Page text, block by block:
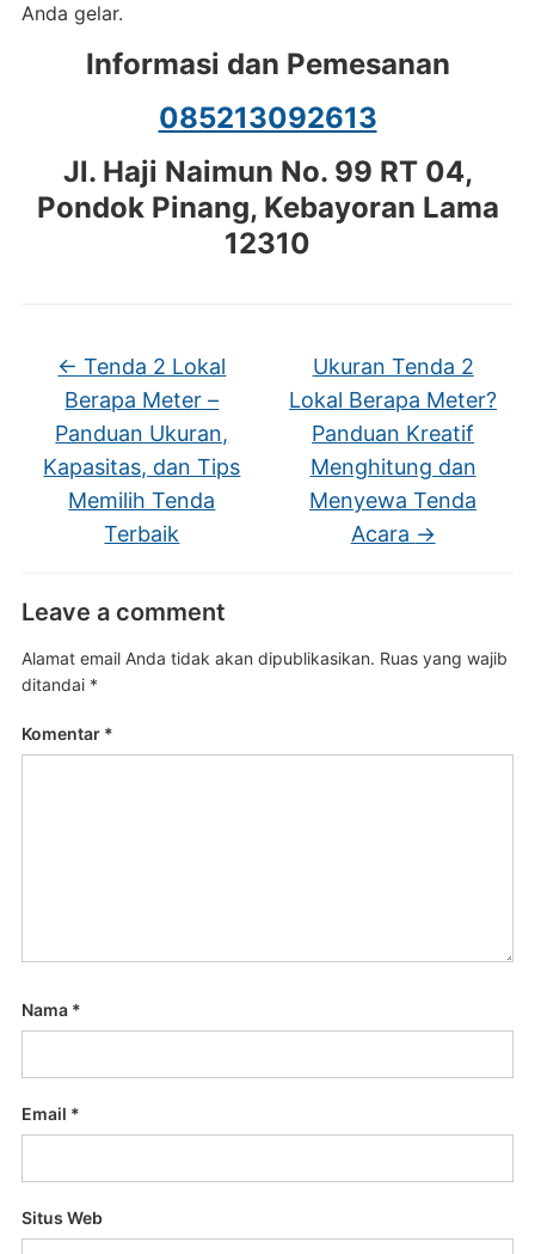
Anda gelar.
Informasi dan Pemesanan
085213092613
Jl. Haji Naimun No. 99 RT 04,
Pondok Pinang, Kebayoran Lama
12310
← Tenda 2 Lokal
Berapa Meter –
Panduan Ukuran,
Kapasitas, dan Tips
Memilih Tenda
Terbaik
Ukuran Tenda 2
Lokal Berapa Meter?
Panduan Kreatif
Menghitung dan
Menyewa Tenda
Acara →
Leave a comment
Alamat email Anda tidak akan dipublikasikan. Ruas yang wajib
ditandai *
Komentar *
Nama *
Email *
Situs Web